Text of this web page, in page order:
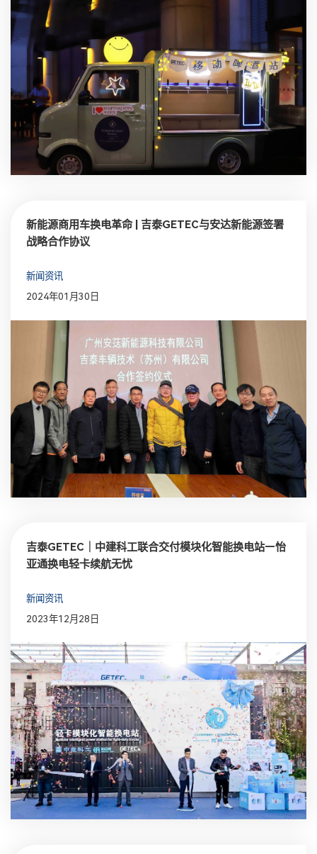
新能源商用车换电革命 | 吉泰GETEC与安达新能源签署
战略合作协议
新闻资讯
2024年01月30日
吉泰GETEC｜中建科工联合交付模块化智能换电站—怡
亚通换电轻卡续航无忧
新闻资讯
2023年12月28日